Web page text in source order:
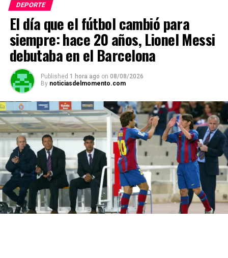
A
p
p
o
o
k
a
m
k
ar
tir
DEPORTE
El día que el fútbol cambió para
siempre: hace 20 años, Lionel Messi
debutaba en el Barcelona
Published 1 hora ago on 08/08/2026
By noticiasdelmomento.com